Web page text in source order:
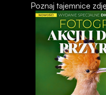
Poznaj tajemnice